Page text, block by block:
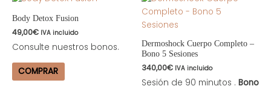
Body Detox Fusion
49,00€ IVA incluido
Consulte nuestros bonos.
COMPRAR
Dermoshock Cuerpo Completo –
Bono 5 Sesiones
340,00€ IVA incluido
Sesión de 90 minutos . Bono